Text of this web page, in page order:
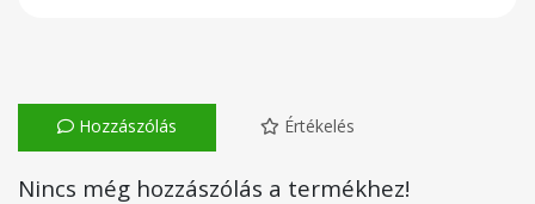
Hozzászólás Értékelés
Nincs még hozzászólás a termékhez!